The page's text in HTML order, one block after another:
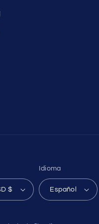
Estados Unidos | USD $
Idioma
Español